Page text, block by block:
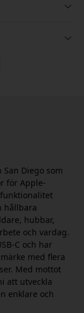
Diego som
för Apple-
hållbara
hubbar,
och vardag.
C och har
med flera
Med mottot
att utveckla
enklare och